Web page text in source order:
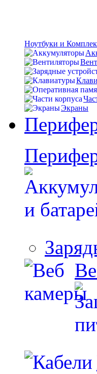
Ноутбуки и
Экраны